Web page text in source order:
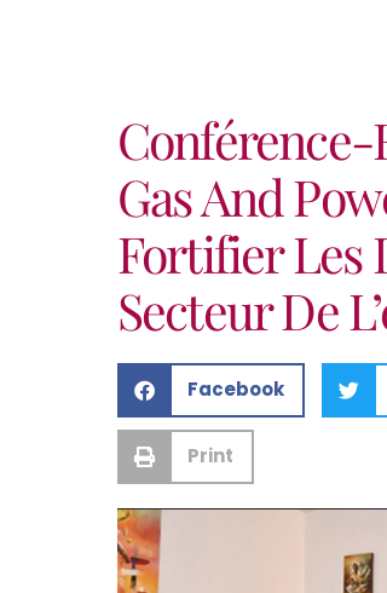
Conférence-
Gas And
Fortifier Les
Secteur De
Facebook
Print